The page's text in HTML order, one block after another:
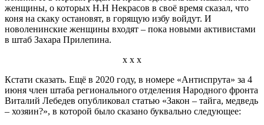
женщины, о которых Н.Н Некрасов в своё время сказал, что
коня на скаку остановят, в горящую избу войдут. И
новоленинские женщины входят – пока новыми активистами
в штаб Захара Прилепина.
х х х
Кстати сказать. Ещё в 2020 году, в номере «Антиспрута» за 4
июня член штаба регионального отделения Народного фронта
Виталий Лебедев опубликовал статью «Закон – тайга, медведь
– хозяин?», в которой было сказано буквально следующее: